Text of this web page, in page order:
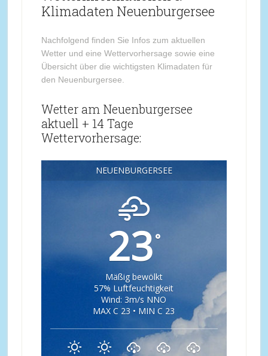
Klimadaten Neuenburgersee
Nachfolgend finden Sie Infos zum aktuellen
Wetter und eine Wettervorhersage sowie eine
Übersicht über die wichtigsten Klimadaten für
den Neuenburgersee.
Wetter am Neuenburgersee
aktuell + 14 Tage
Wettervorhersage:
NEUENBURGERSEE
23°
Mäßig bewölkt
57% Luftfeuchtigkeit
Wind: 3m/s NNO
MAX C 23 • MIN C 23